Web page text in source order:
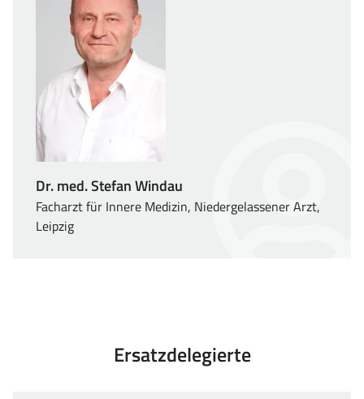
Dr. med. Stefan Windau
Facharzt für Innere Medizin, Niedergelassener Arzt,
Leipzig
Ersatzdelegierte